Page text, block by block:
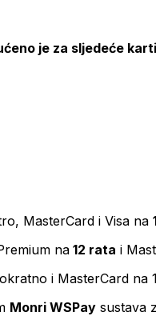
je za sljedeće
MasterCard i Visa na
na 12 rata i
i MasterCard na
Monri WSPay sustava